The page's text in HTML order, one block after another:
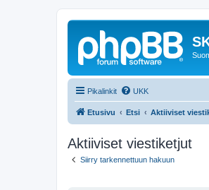
Pikalinkit UKK
Etusivu Etsi Aktiiviset
Aktiiviset viestiketjut
Siirry tarkennettuun hakuun